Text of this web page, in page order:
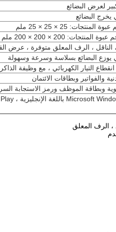
لعرض البضائع
يخرج البضائع
25 × 25 × 25 ملم
200 × 200 × 200 ملم
الناقل ، الرف المعلق متوفرة ، عرض
يوزع البضائع بسلاسة وسرعة وسهولة
التيار الكهربائي ، مع وظيفة
والفواتير وبطاقات الائتمان
وبطاقة الموظف ورمز الاستجابة